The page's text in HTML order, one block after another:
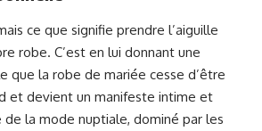
ce que signifie prendre l’aiguille
robe. C’est en lui donnant une
que la robe de mariée cesse d’être
et devient un manifeste intime et
la mode nuptiale, dominé par les